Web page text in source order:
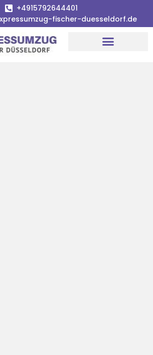
+4915792644401
fischer-duesseldorf.de